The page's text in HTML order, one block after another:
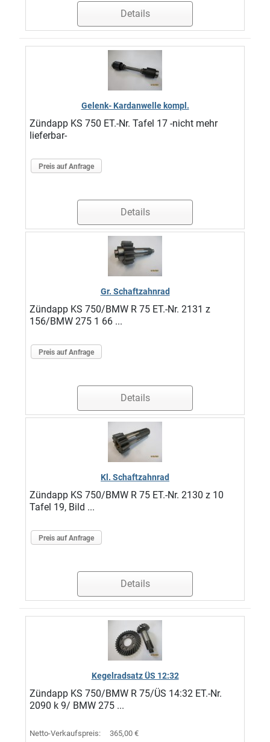
Details
Gelenk- Kardanwelle kompl.
Zündapp KS 750 ET.-Nr. Tafel 17 -nicht mehr
lieferbar-
Preis auf Anfrage
Details
Gr. Schaftzahnrad
Zündapp KS 750/BMW R 75 ET.-Nr. 2131 z
156/BMW 275 1 66 ...
Preis auf Anfrage
Details
Kl. Schaftzahnrad
Zündapp KS 750/BMW R 75 ET.-Nr. 2130 z 10
Tafel 19, Bild ...
Preis auf Anfrage
Details
Kegelradsatz ÜS 12:32
Zündapp KS 750/BMW R 75/ÜS 14:32 ET.-Nr.
2090 k 9/ BMW 275 ...
Netto-Verkaufspreis: 365,00 €